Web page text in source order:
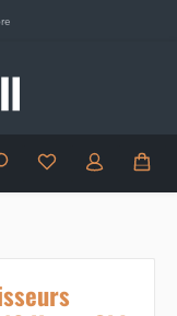
Du hast 0